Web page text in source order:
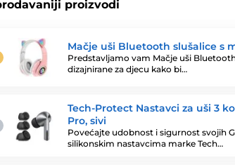
proizvodi
Mačje uši Bluetooth slušalice s
Predstavljamo vam Mačje uši
dizajnirane za djecu kako bi…
Tech-Protect Nastavci za uši 3
Pro, sivi
Povećajte udobnost i sigurnost svojih
silikonskim nastavcima marke Tech…